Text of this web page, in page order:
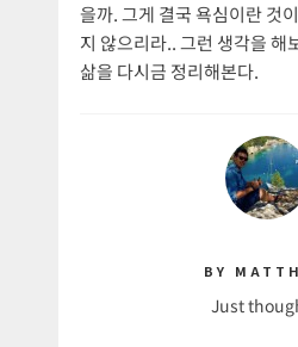
을까. 그게 결국 욕심이란 것
지 않으리라.. 그런 생각을 해
삶을 다시금 정리해본다.
BY
Just